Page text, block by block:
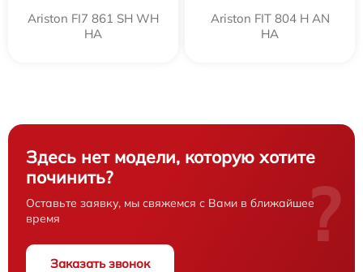
Ariston FI7 861 SH WH
HA
Ariston FIT 804 H AN
HA
Здесь нет модели, которую хотите
починить?
Оставьте заявку, мы свяжемся с Вами в ближайшее
время
Заказать звонок
?